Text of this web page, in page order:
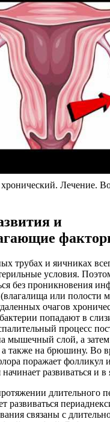
Лечение.
и
трубах и яичниках
условия.
без проникновения
или полости
очагов
попадают в
процесс
мышечный слой, а
также на брюшину. Во
поражает фолликул
развиваться и в
длительного
развиваться
связаны с